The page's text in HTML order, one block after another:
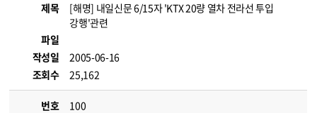
제목
[해명] 내일신문 6/15자 'KTX 20량 열차 전라선 투입
강행'관련
파일
작성일
2005-06-16
조회수
25,162
번호
100